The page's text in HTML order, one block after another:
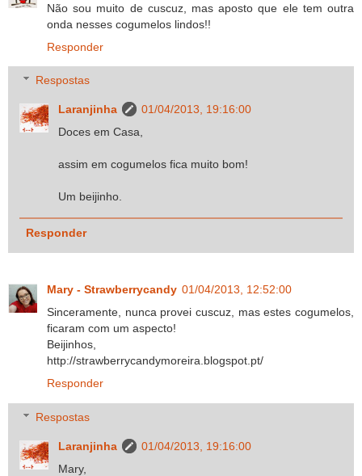
Não sou muito de cuscuz, mas aposto que ele tem outra
onda nesses cogumelos lindos!!
Responder
Respostas
Laranjinha
01/04/2013, 19:16:00
Doces em Casa,
assim em cogumelos fica muito bom!
Um beijinho.
Responder
Mary - Strawberrycandy 01/04/2013, 12:52:00
Sinceramente, nunca provei cuscuz, mas estes cogumelos,
ficaram com um aspecto!
Beijinhos,
http://strawberrycandymoreira.blogspot.pt/
Responder
Respostas
Laranjinha
01/04/2013, 19:16:00
Mary,